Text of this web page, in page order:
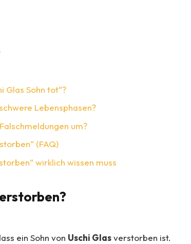
Glas Sohn tot“?
Lebensphasen?
um?
(FAQ)
wirklich wissen muss
ein Sohn von Uschi Glasverstorben ist.